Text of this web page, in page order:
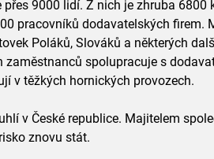
9000 lidí. Z nich je zhruba 6800
pracovníků dodavatelských firem.
Poláků, Slováků a některých
zaměstnanců spolupracuje s
v těžkých hornických provozech.
v České republice. Majitelem
znovu stát.